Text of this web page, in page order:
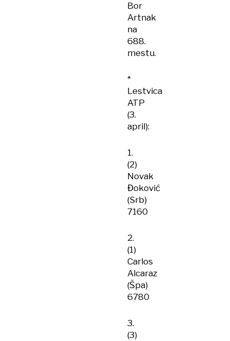
Bor
Artnak
na
688.
mestu.
*
Lestvica
ATP
(3.
april):
1.
(2)
Novak
Đoković
(Srb)
7160
2.
(1)
Carlos
Alcaraz
(Špa)
6780
3.
(3)